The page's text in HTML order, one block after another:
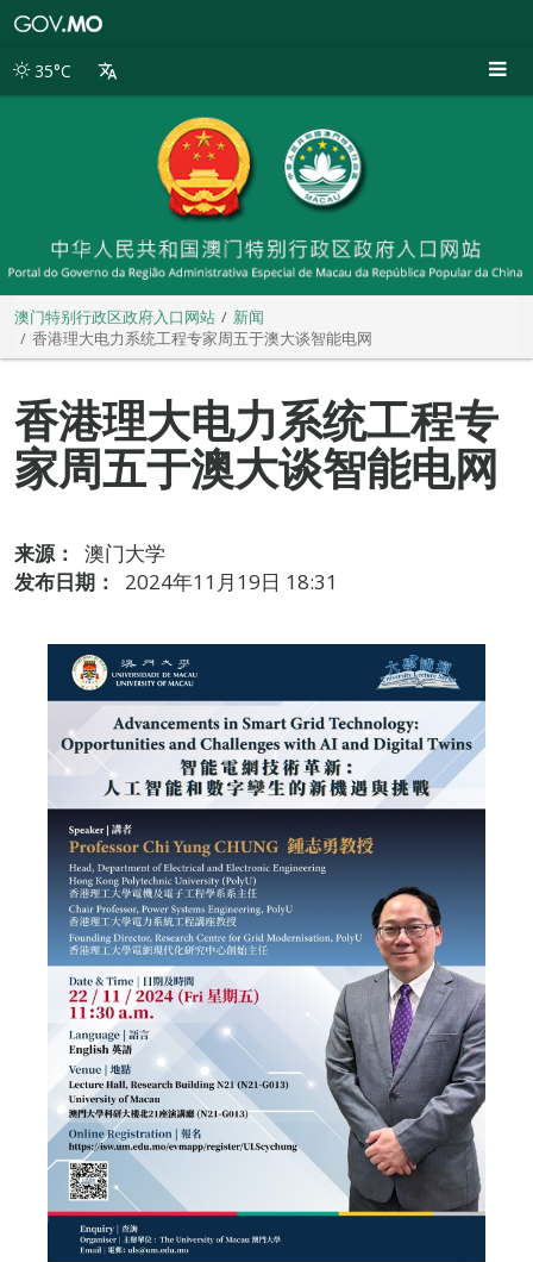
别
35°C
澳门特别行政区政府入口网站
新闻
香港理大电力系统工程专家周五于澳大谈智能电网
香港理大电力系统工程专
家周五于澳大谈智能电网
来源：
澳门大学
发布日期：
2024年11月19日 18:31